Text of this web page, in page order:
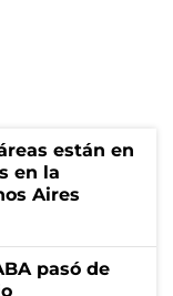
están en
en la
Aires
pasó de